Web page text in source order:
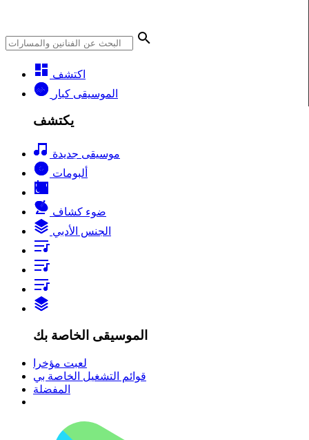
اكتشف
الموسيقى كبار
يكتشف
موسيقى جديدة
ألبومات
ضوء كشاف
الجنس الأدبي
الموسيقى الخاصة بك
لعبت مؤخرا
قوائم التشغيل الخاصة بي
المفضلة